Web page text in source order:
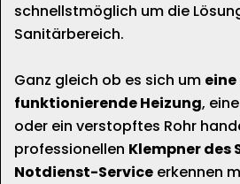
schnellstmöglich um die
Sanitärbereich.
Ganz gleich ob es sich um
funktionierende Heizung,
oder ein verstopftes Rohr
professionellen Klempner des
Notdienst-Service erkennen